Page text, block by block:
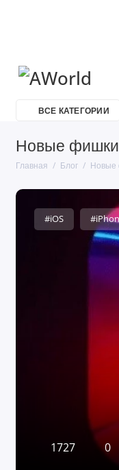
ВСЕ КАТЕГОРИИ
Новые фишки
Главная Блог Новые
#iOS
1727 0